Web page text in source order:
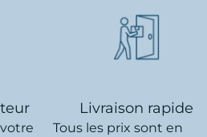
Livraison rapide
Tous les prix sont en